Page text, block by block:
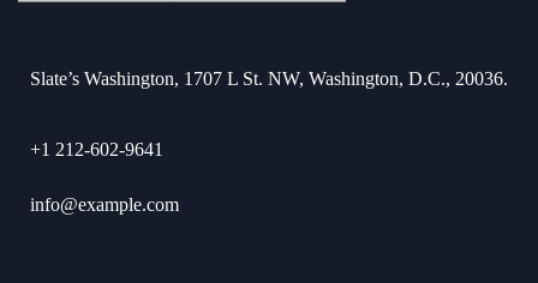
Slate’s Washington, 1707 L St. NW, Washington, D.C., 20036.
+1 212-602-9641
info@example.com